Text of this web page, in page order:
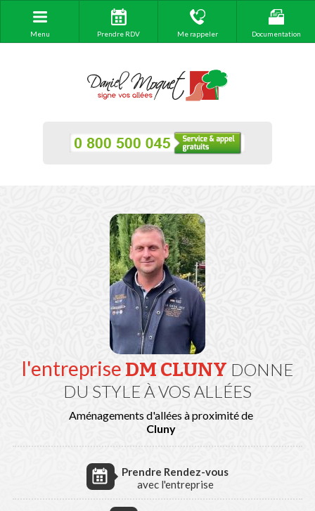
Menu Prendre RDV Me rappeler Documentation
l'entreprise DM CLUNY DONNE
DU STYLE À VOS ALLÉES
Aménagements d'allées à proximité de
Cluny
Prendre Rendez-vous
avec l'entreprise